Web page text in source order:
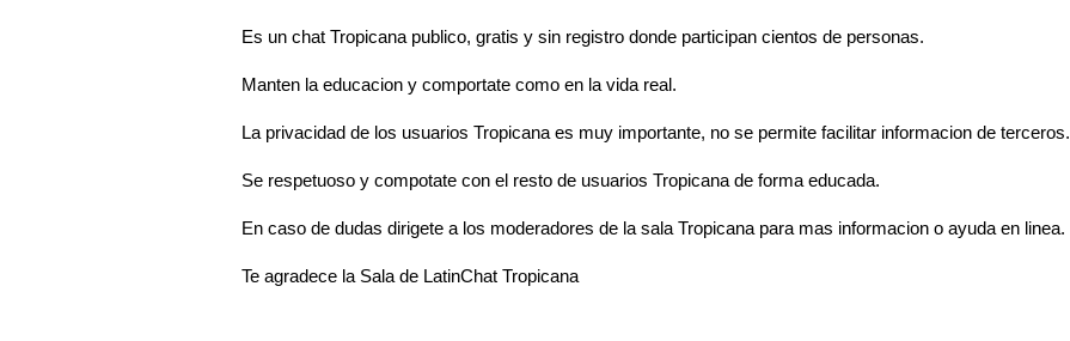
Es un chat Tropicana publico, gratis y sin registro donde participan cientos de personas.
Manten la educacion y comportate como en la vida real.
La privacidad de los usuarios Tropicana es muy importante, no se permite facilitar informacion de terceros.
Se respetuoso y compotate con el resto de usuarios Tropicana de forma educada.
En caso de dudas dirigete a los moderadores de la sala Tropicana para mas informacion o ayuda en linea.
Te agradece la Sala de LatinChat Tropicana